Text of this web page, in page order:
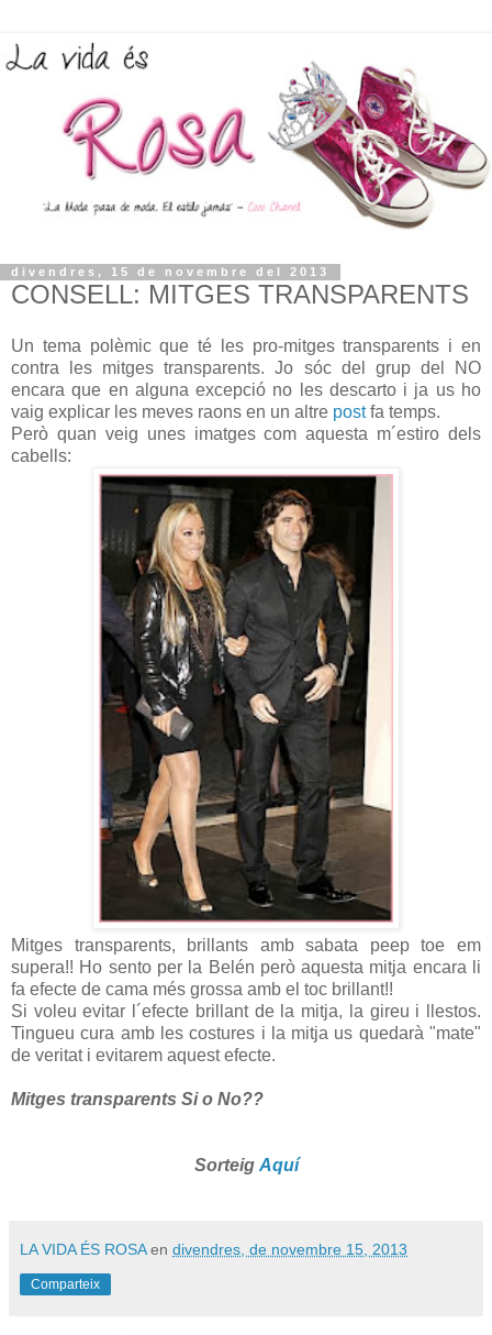
divendres, 15 de novembre del 2013
CONSELL: MITGES TRANSPARENTS
Un tema polèmic que té les pro-mitges transparents i en
contra les mitges transparents. Jo sóc del grup del NO
encara que en alguna excepció no les descarto i ja us ho
vaig explicar les meves raons en un altre postfa temps.
Però quan veig unes imatges com aquesta m´estiro dels
cabells:
Mitges transparents, brillants amb sabata peep toe em
supera!! Ho sento per la Belén però aquesta mitja encara li
fa efecte de cama més grossa amb el toc brillant!!
Si voleu evitar l´efecte brillant de la mitja, la gireu i llestos.
Tingueu cura amb les costures i la mitja us quedarà "mate"
de veritat i evitarem aquest efecte.
Mitges transparents Si o No??
Sorteig Aquí
LA VIDA ÉS ROSA en divendres, de novembre 15, 2013
Comparteix